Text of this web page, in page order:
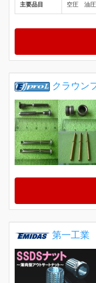
主要品目 空圧 油
クラウン
第一工業